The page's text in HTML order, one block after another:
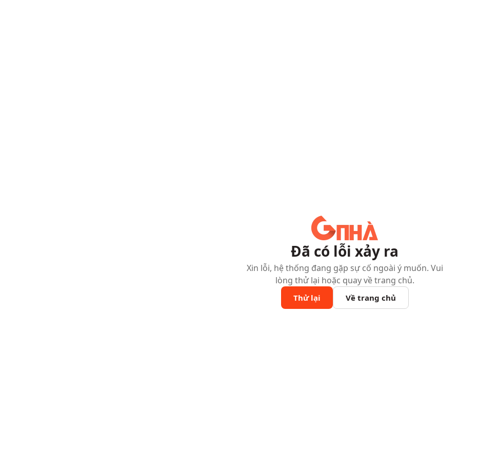
Đã có lỗi xảy ra
Xin lỗi, hệ thống đang gặp sự cố ngoài ý muốn. Vui
lòng thử lại hoặc quay về trang chủ.
Thử lại Về trang chủ